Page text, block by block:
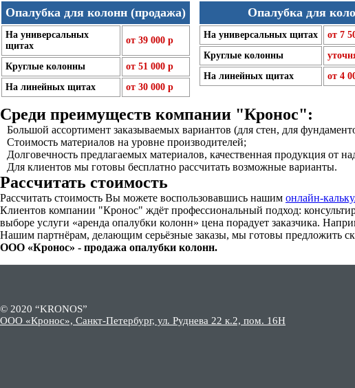
Опалубка для колонн (продажа)
На универсальных
щитах
от 39 000 р
Круглые колонны
от 51 000 р
На линейных щитах
от 30 000 р
Опалубка для
На универсальных щитах
от 7
Круглые колонны
На линейных щитах
от 4
Среди преимуществ компании "Кронос":
Большой ассортимент заказываемых вариантов (для стен, для
Стоимость материалов на уровне производителей;
Долговечность предлагаемых материалов, качественная продукция от
Для клиентов мы готовы бесплатно рассчитать возможные варианты.
Рассчитать стоимость
Рассчитать стоимость Вы можете воспользовавшись нашим онлайн-
Клиентов компании "Кронос" ждёт профессиональный подход:
выборе услуги «аренда опалубки колонн» цена порадует заказчика.
Нашим партнёрам, делающим серьёзные заказы, мы готовы предложить
ООО «Кронос» - продажа опалубки колонн.
© 2020 “KRONOS”
ООО «Кронос», Санкт-Петербург, ул. Руднева 22 к.2, пом. 16Н